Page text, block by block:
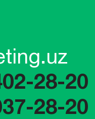
28-20
28-20